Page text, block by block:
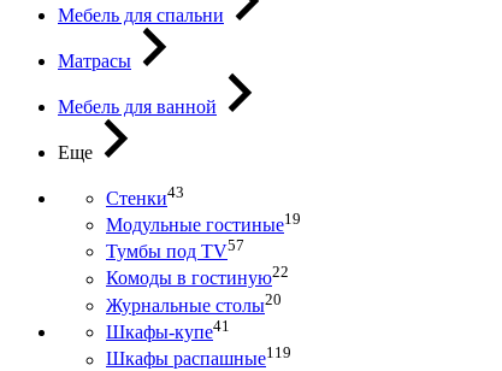
Мебель для спальни
Матрасы
Мебель для ванной
Еще
Стенки43
Модульные гостиные19
Тумбы под ТV57
Комоды в гостиную22
Журнальные столы20
Шкафы-купе41
Шкафы распашные119